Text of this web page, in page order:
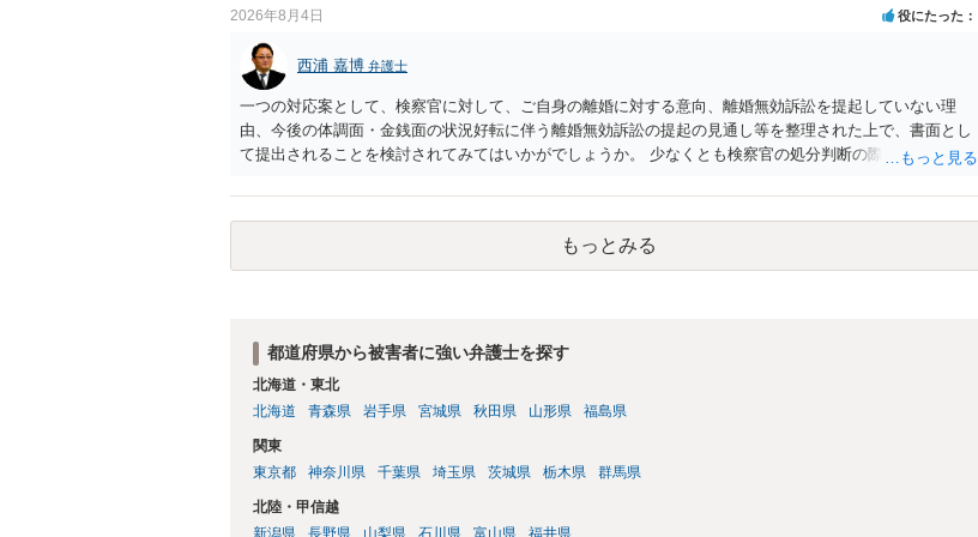
2026年8月4日 役にたった
西浦 嘉博 弁護士
一つの対応案として、検察官に対して、ご自身の離婚に対する意向、離婚無効訴訟を提起していない理
由、今後の体調面・金銭面の状況好転に伴う離婚無効訴訟の提起の見通し等を整理された上で、書面とし
て提出されることを検討されてみてはいかがでしょうか。 少なくとも検察官の処分判断の際、相談者さん
合、最寄りの法律事務所での相談を検討ください
もっとみる
都道府県から被害者に強い弁護士を探す
北海道・東北
北海道
青森県 岩手県 宮城県 秋田県 山形県 福島県
関東
東京都
神奈川県 千葉県 埼玉県 茨城県 栃木県 群馬県
北陸・甲信越
新潟県
長野県 山梨県 石川県 富山県 福井県